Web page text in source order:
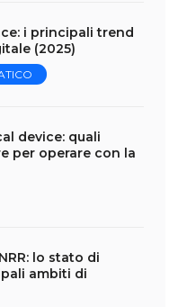
i principali trend
(2025)
device: quali
per operare con la
lo stato di
ambiti di